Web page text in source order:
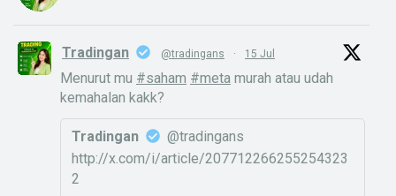
Tradingan @tradingans · 15 Jul
Menurut mu #saham #meta murah atau udah
kemahalan kakk?
Tradingan
@tradingans
http://x.com/i/article/207712266255254323
2